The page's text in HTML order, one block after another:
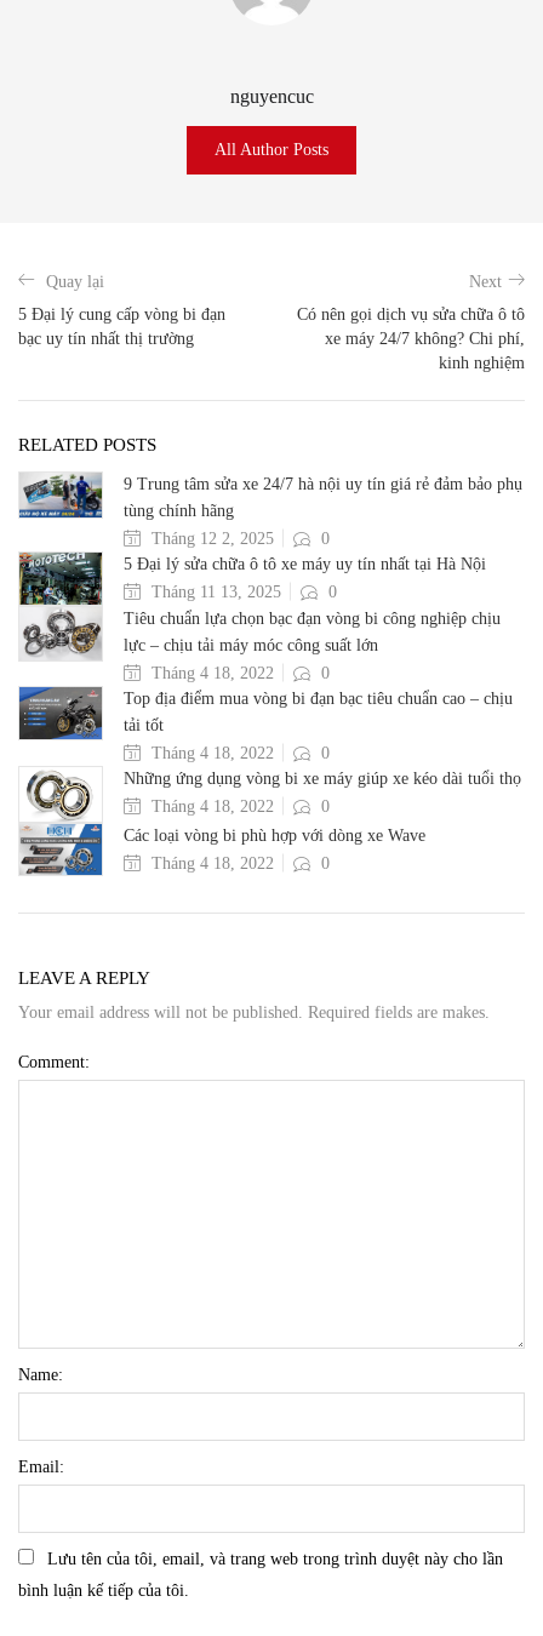
nguyencuc
All Author Posts
Quay lại
5 Đại lý cung cấp vòng bi đạn
bạc uy tín nhất thị trường
Next
Có nên gọi dịch vụ sửa chữa ô tô
xe máy 24/7 không? Chi phí,
kinh nghiệm
RELATED POSTS
9 Trung tâm sửa xe 24/7 hà nội uy tín giá rẻ đảm bảo phụ
tùng chính hãng
Tháng 12 2, 2025
0
5 Đại lý sửa chữa ô tô xe máy uy tín nhất tại Hà Nội
Tháng 11 13, 2025
0
Tiêu chuẩn lựa chọn bạc đạn vòng bi công nghiệp chịu
lực – chịu tải máy móc công suất lớn
Tháng 4 18, 2022
0
Top địa điểm mua vòng bi đạn bạc tiêu chuẩn cao – chịu
tải tốt
Tháng 4 18, 2022
0
Những ứng dụng vòng bi xe máy giúp xe kéo dài tuổi thọ
Tháng 4 18, 2022
0
Các loại vòng bi phù hợp với dòng xe Wave
Tháng 4 18, 2022
0
LEAVE A REPLY
Your email address will not be published. Required fields are makes.
Comment:
Name:
Email:
Lưu tên của tôi, email, và trang web trong trình duyệt này cho lần
bình luận kế tiếp của tôi.